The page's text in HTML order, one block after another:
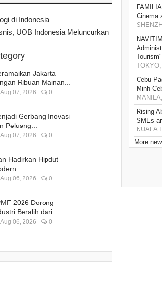
di Indonesia
UOB Indonesia Meluncurkan
Jakarta
Ribuan Mainan...
Aug 07, 2026 0
Gerbang Inovasi
Peluang...
Aug 07, 2026 0
Hadirkan Hipdut
Aug 06, 2026 0
2026 Dorong
Beralih dari...
Aug 06, 2026 0
Cinema
Tourism"
Cebu
Minh-
Rising
SMEs
KUALA
More